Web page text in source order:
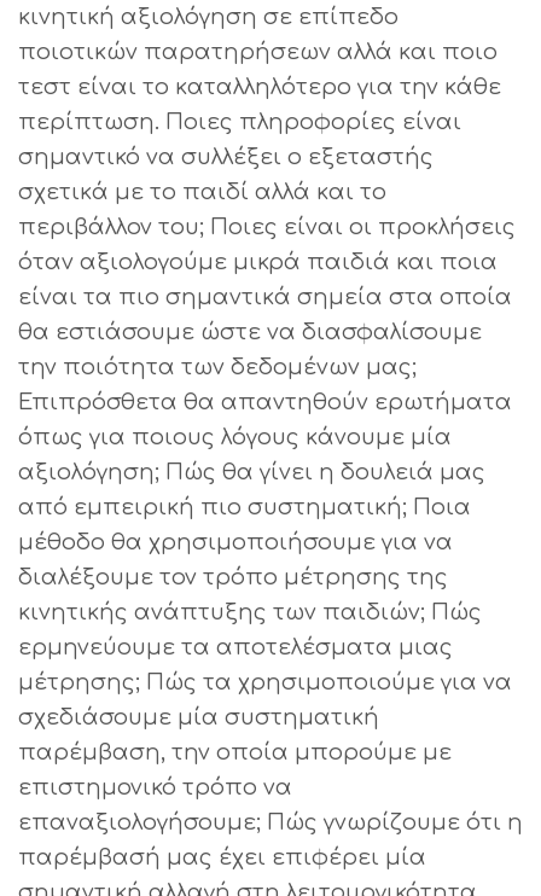
κινητική αξιολόγηση σε επίπεδο
ποιοτικών παρατηρήσεων αλλά και ποιο
τεστ είναι το καταλληλότερο για την κάθε
περίπτωση. Ποιες πληροφορίες είναι
σημαντικό να συλλέξει ο εξεταστής
σχετικά με το παιδί αλλά και το
περιβάλλον του; Ποιες είναι οι προκλήσεις
όταν αξιολογούμε μικρά παιδιά και ποια
είναι τα πιο σημαντικά σημεία στα οποία
θα εστιάσουμε ώστε να διασφαλίσουμε
την ποιότητα των δεδομένων μας;
Επιπρόσθετα θα απαντηθούν ερωτήματα
όπως για ποιους λόγους κάνουμε μία
αξιολόγηση; Πώς θα γίνει η δουλειά μας
από εμπειρική πιο συστηματική; Ποια
μέθοδο θα χρησιμοποιήσουμε για να
διαλέξουμε τον τρόπο μέτρησης της
κινητικής ανάπτυξης των παιδιών; Πώς
ερμηνεύουμε τα αποτελέσματα μιας
μέτρησης; Πώς τα χρησιμοποιούμε για να
σχεδιάσουμε μία συστηματική
παρέμβαση, την οποία μπορούμε με
επιστημονικό τρόπο να
επαναξιολογήσουμε; Πώς γνωρίζουμε ότι η
παρέμβασή μας έχει επιφέρει μία